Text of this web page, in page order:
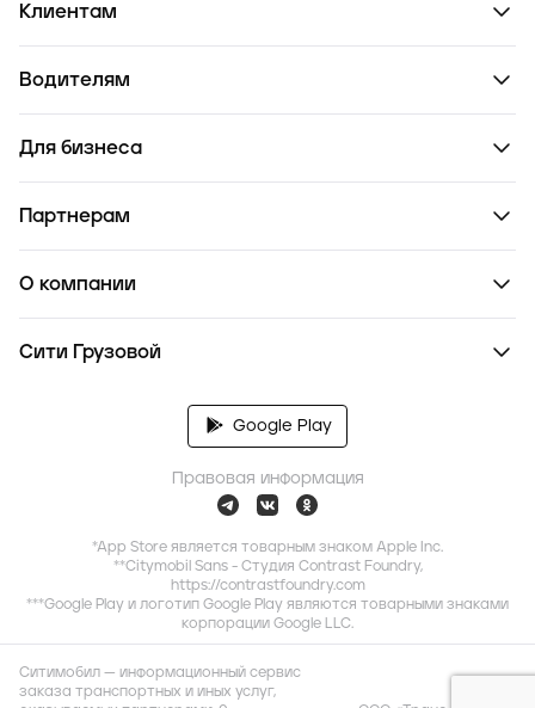
Клиентам
Водителям
Для бизнеса
Партнерам
О компании
Сити Грузовой
Google Play
Правовая информация
*App Store является товарным знаком Apple Inc.
**Citymobil Sans - Студия Contrast Foundry,
https://contrastfoundry.com
***Google Play и логотип Google Play являются товарными знаками
корпорации Google LLC.
Ситимобил — информационный сервис
заказа транспортных и иных услуг,